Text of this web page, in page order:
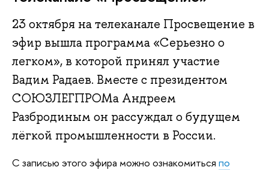
23 октября на телеканале Просвещение в
эфир вышла программа «Серьезно о
легком», в которой принял участие
Вадим Радаев. Вместе с президентом
СОЮЗЛЕГПРОМа Андреем
Разбродиным он рассуждал о будущем
лёгкой промышленности в России.
С записью этого эфира можно ознакомиться по